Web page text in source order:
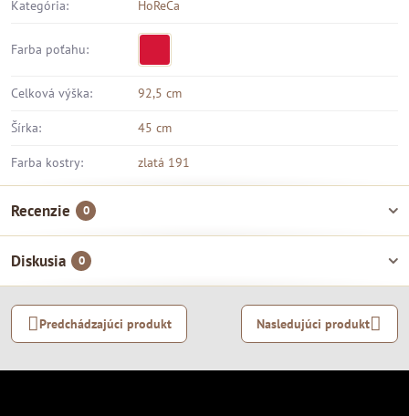
Kategória: HoReCa
Farba poťahu:
Celková výška: 92,5 cm
Šírka: 45 cm
Farba kostry: zlatá 191
Recenzie 0
Diskusia 0
Predchádzajúci produkt Nasledujúci produkt